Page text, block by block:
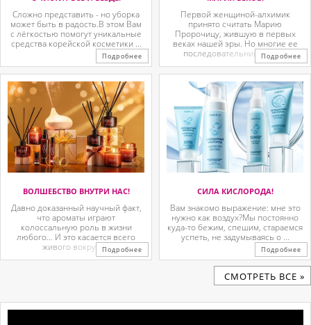
Сложно представить - но уборка
может быть в радость.В этом Вам
с лёгкостью помогут уникальные
средства корейской косметики ...
Подробнее
Первой женщиной-алхимик
принято считать Марию
Пророчицу, жившую в первых
веках нашей эры. Но многие ее
последовательницы так ...
Подробнее
ВОЛШЕБСТВО ВНУТРИ НАС!
Давно доказанный научный факт,
что ароматы играют
колоссальную роль в жизни
любого… И это касается всего
живого вокруг. ...Подробнее
СИЛА КИСЛОРОДА!
Вам знакомо выражение: мне это
нужно как воздух?Мы постоянно
куда-то бежим, спешим, стараемся
успеть, не задумываясь о ...
Подробнее
CМОТРЕТЬ ВСЕ »